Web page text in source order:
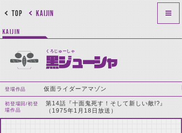
KAIJIN
TOP
KAIJIN
くろじゅーしゃ
黒ジューシャ
登場作品 仮面ライダーアマゾン
初登場回/初登
場作品
第14話『十面鬼死す！そして新しい敵!?』
（1975年1月18日放送）